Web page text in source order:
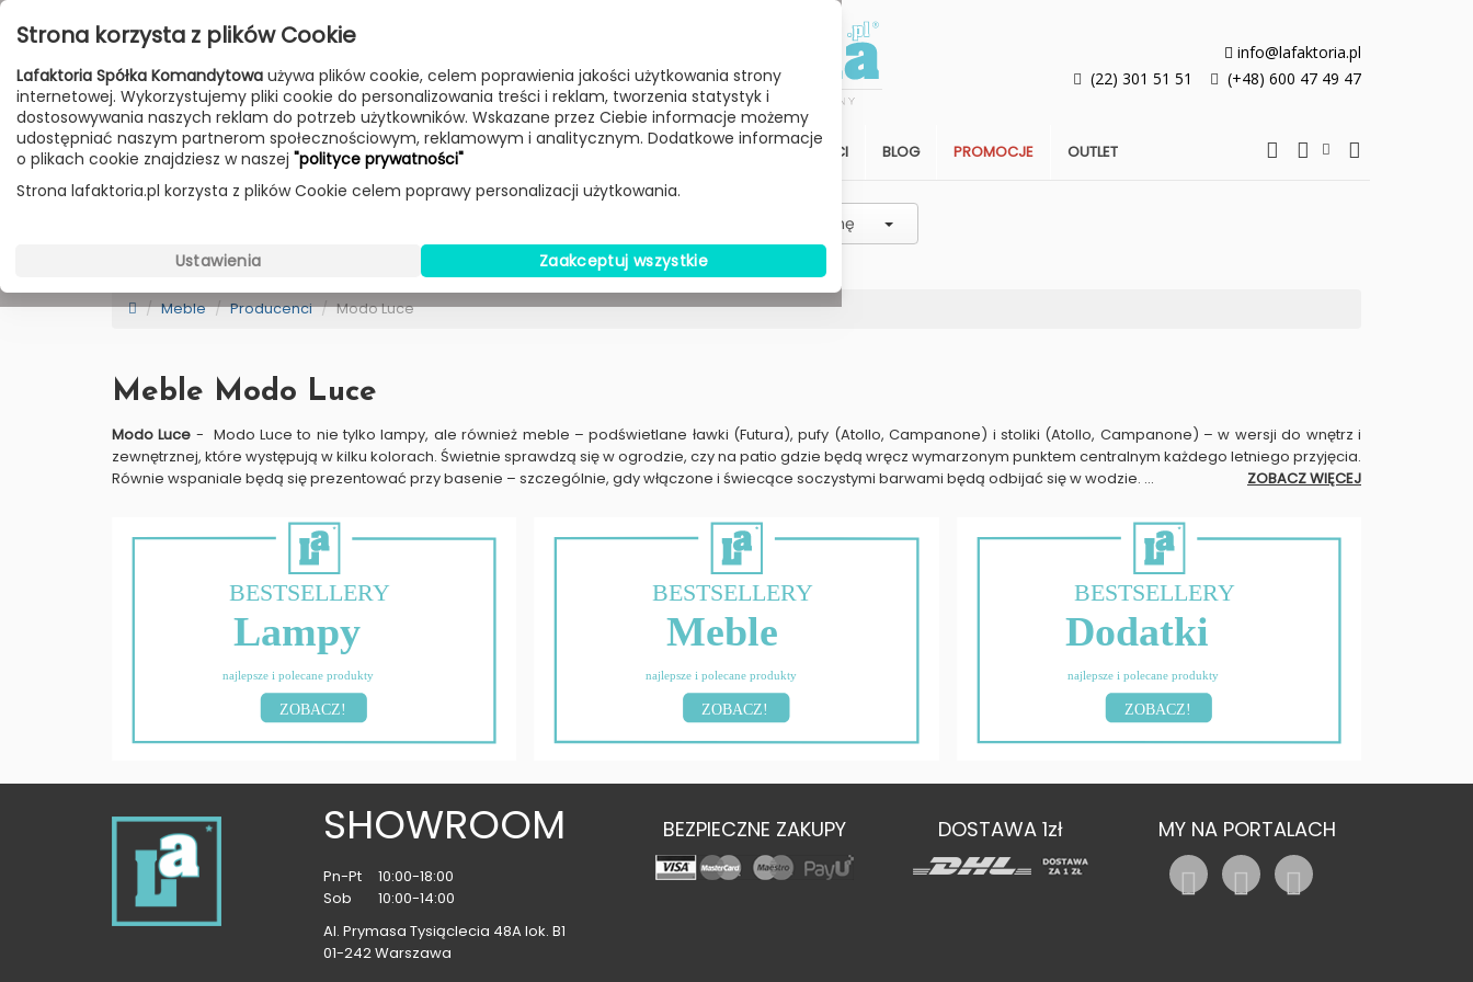
Przejdź do treści
Poniedziałek - Piątek 10:00-18:00
Sobota 10:00-14:00
info@lafaktoria.pl
(22) 301 51 51
(+48) 600 47 49 47
HOME LAMPY MEBLE DODATKI STREFA KLIENTA ARCHITEKCI BLOG PROMOCJE OUTLET
Wybierz Cenę
Sale
Meble Producenci Modo Luce
Meble Modo Luce
Modo Luce - Modo Luce to nie tylko lampy, ale również meble – podświetlane ławki (Futura), pufy (Atollo, Campanone) i stoliki (Atollo, Campanone) – w wersji do wnętrz i
zewnętrznej, które występują w kilku kolorach. Świetnie sprawdzą się w ogrodzie, czy na patio gdzie będą wręcz wymarzonym punktem centralnym każdego letniego przyjęcia.
Równie wspaniale będą się prezentować przy basenie – szczególnie, gdy włączone i świecące soczystymi barwami będą odbijać się w wodzie. ... ZOBACZ WIĘCEJ
BESTSELLERY
Lampy
najlepsze i polecane produkty
ZOBACZ!
BESTSELLERY
Meble
najlepsze i polecane produkty
ZOBACZ!
BESTSELLERY
Dodatki
najlepsze i polecane produkty
ZOBACZ!
SHOWROOM
Pn-Pt
10:00-18:00
Sob
10:00-14:00
Al. Prymasa Tysiąclecia 48A lok. B1
01-242 Warszawa
BEZPIECZNE ZAKUPY DOSTAWA 1zł MY NA PORTALACH
Strona korzysta z plików Cookie
Lafaktoria Spółka Komandytowa używa plików cookie, celem poprawienia jakości użytkowania strony
internetowej. Wykorzystujemy pliki cookie do personalizowania treści i reklam, tworzenia statystyk i
dostosowywania naszych reklam do potrzeb użytkowników. Wskazane przez Ciebie informacje możemy
udostępniać naszym partnerom społecznościowym, reklamowym i analitycznym. Dodatkowe informacje
o plikach cookie znajdziesz w naszej "polityce prywatności"
Strona lafaktoria.pl korzysta z plików Cookie celem poprawy personalizacji użytkowania.
Zaakceptuj wszystkie
Ustawienia